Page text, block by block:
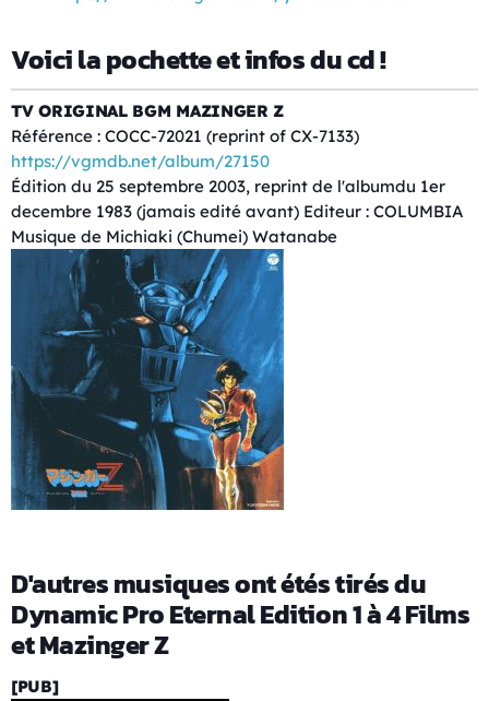
Voici la pochette et infos du cd !
TV ORIGINAL BGM MAZINGER Z
Référence : COCC-72021 (reprint of CX-7133)
https://vgmdb.net/album/27150
Édition du 25 septembre 2003, reprint de l'albumdu 1er
decembre 1983 (jamais edité avant) Editeur : COLUMBIA
Musique de Michiaki (Chumei) Watanabe
D'autres musiques ont étés tirés du
Dynamic Pro Eternal Edition 1 à 4 Films
et Mazinger Z
[PUB]